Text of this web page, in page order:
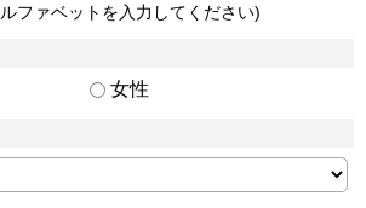
ファベットを入力してください)
女性